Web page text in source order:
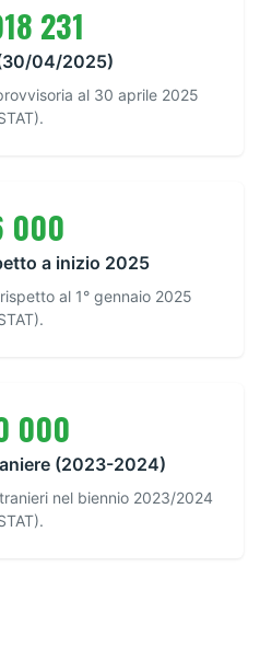
231
04/2025)
al 30 aprile 2025
000
a inizio 2025
al 1° gennaio 2025
000
(2023-2024)
nel biennio 2023/2024